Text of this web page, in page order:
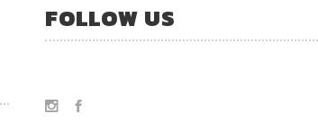
FOLLOW US